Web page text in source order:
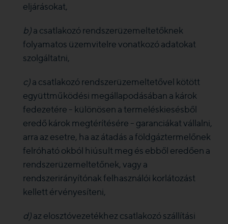
eljárásokat,
b)a csatlakozó rendszerüzemeltetőknek
folyamatos üzemvitelre vonatkozó adatokat
szolgáltatni,
c)a csatlakozó rendszerüzemeltetővel kötött
együttműködési megállapodásában a károk
fedezetére - különösen a termeléskiesésből
eredő károk megtérítésére - garanciákat vállalni,
arra az esetre, ha az átadás a földgáztermelőnek
felróható okból hiúsult meg és ebből eredően a
rendszerüzemeltetőnek, vagy a
rendszerirányítónak felhasználói korlátozást
kellett érvényesíteni,
d)az elosztóvezetékhez csatlakozó szállítási